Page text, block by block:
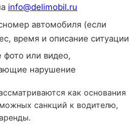
info@delimobil.ru
автомобиля (если
время и описание ситуации
фото или видео,
нарушение
как основания
санкций к водителю,